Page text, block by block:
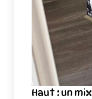
Haut : un